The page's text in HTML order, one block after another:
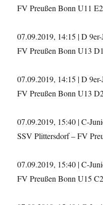
FV Preußen Bonn U11
07.09.2019, 14:15 | D
FV Preußen Bonn U13
07.09.2019, 14:15 | D
FV Preußen Bonn U13
07.09.2019, 15:40 | C-
SSV Plittersdorf – FV
07.09.2019, 15:40 | C-
FV Preußen Bonn U15